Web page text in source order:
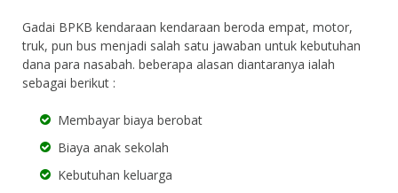
Gadai BPKB kendaraan kendaraan beroda empat, motor,
truk, pun bus menjadi salah satu jawaban untuk kebutuhan
dana para nasabah. beberapa alasan diantaranya ialah
sebagai berikut :
Membayar biaya berobat
Biaya anak sekolah
Kebutuhan keluarga